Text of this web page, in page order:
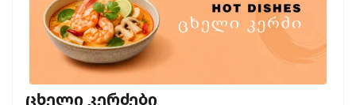
ცხელი კერძები